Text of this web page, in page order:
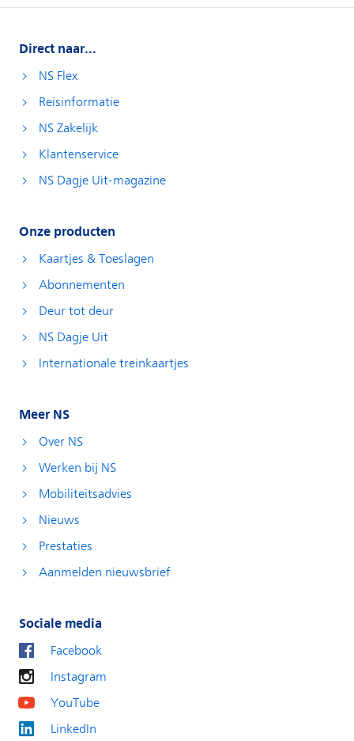
Direct naar...
NS Flex
Reisinformatie
NS Zakelijk
Klantenservice
NS Dagje Uit-magazine
Onze producten
Kaartjes & Toeslagen
Abonnementen
Deur tot deur
NS Dagje Uit
Internationale treinkaartjes
Meer NS
Over NS
Werken bij NS
Mobiliteitsadvies
Nieuws
Prestaties
Aanmelden nieuwsbrief
Sociale media
Facebook
Instagram
YouTube
LinkedIn